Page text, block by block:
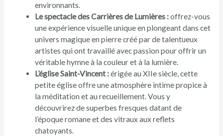
environnants.
Le spectacle des Carrières de Lumières :offrez-vous
une expérience visuelle unique en plongeant dans cet
univers magique en pierre créé par de talentueux
artistes qui ont travaillé avec passion pour offrir un
véritable hymne à la couleur et à la lumière.
L’église Saint-Vincent :érigée au XIIe siècle, cette
petite église offre une atmosphère intime propice à
la méditation et au recueillement. Vous y
découvrirez de superbes fresques datant de
l’époque romane et des vitraux aux reflets
chatoyants.